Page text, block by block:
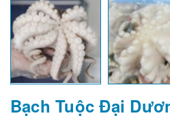
Bạch Tuộc Đại